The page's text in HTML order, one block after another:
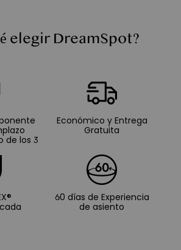
elegir DreamSpot?
de los 3
Económico y Entrega
Gratuita
60 días de Experiencia
de asiento